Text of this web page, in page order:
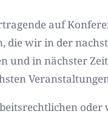
auf
die wir in der
und in nächster